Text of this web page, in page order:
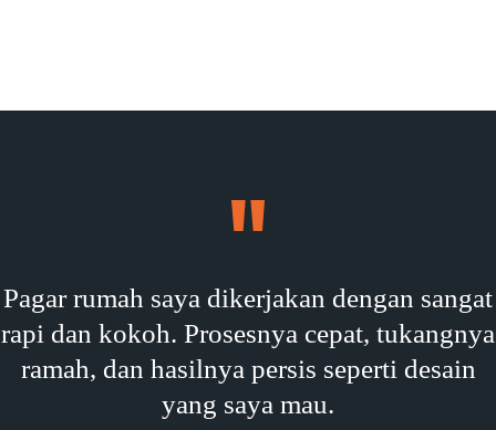
Pagar rumah saya dikerjakan dengan sangat
rapi dan kokoh. Prosesnya cepat, tukangnya
ramah, dan hasilnya persis seperti desain
yang saya mau.